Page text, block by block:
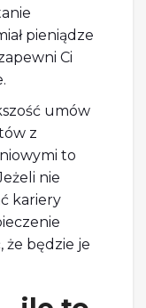
pieniądze
Ci
umów
z
to
nie
kariery
że będzie je